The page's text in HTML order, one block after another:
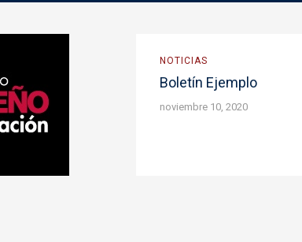
NOTICIAS
Boletín Ejemplo
noviembre 10, 2020